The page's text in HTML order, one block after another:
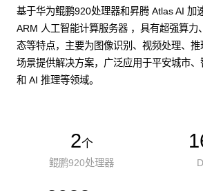
基于华为鲲鹏920处理器和昇腾 Atlas AI 加
ARM 人工智能计算服务器 ，具有超强算力
态等特点，主要为图像识别、视频处理、
场景提供解决方案，广泛应用于平安城市
和 AI 推理等领域。
2个
鲲鹏920处理器